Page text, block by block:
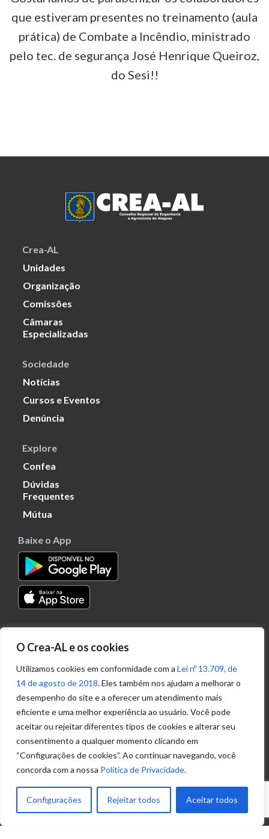
O Crea-AL e os cookies
Utilizamos cookies em conformidade com a Lei nº 13.709, de
14 de agosto de 2018. Eles também nos ajudam a melhorar o
desempenho do site e a oferecer um atendimento mais
eficiente e uma melhor experiência ao usuário. Você pode
aceitar ou rejeitar diferentes tipos de cookies e alterar seu
consentimento a qualquer momento clicando em
“Configurações de cookies”. Ao continuar navegando, você
concorda com a nossa Política de Privacidade.
Configurações Rejeitar todos Aceitar todos
que estiveram presentes no treinamento (aula
prática) de Combate a Incêndio, ministrado
pelo tec. de segurança José Henrique Queiroz,
do Sesi!!
Crea-AL
Unidades
Organização
Comissões
Câmaras
Especializadas
Sociedade
Notícias
Cursos e Eventos
Denúncia
Explore
Confea
Dúvidas
Frequentes
Mútua
Baixe o App
Transparência
Portal
Acesso à
Informação
Política de
Privacidade de
Ouvidoria
(82) 2123 0864
ouvidoria@crea-al.org.br
Fale Conosco